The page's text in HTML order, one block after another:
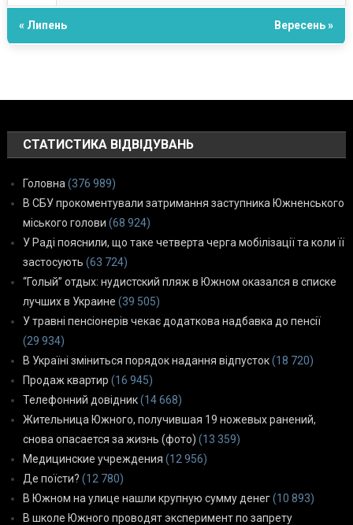
« Липень Вересень »
СТАТИСТИКА ВІДВІДУВАНЬ
Головна (376 989)
В СБУ прокоментували затримання заступника Южненського
міського голови (68 924)
У Раді пояснили, що таке четверта черга мобілізації та коли її
застосують (63 724)
“Голый” отдых: нудистский пляж в Южном оказался в списке
лучших в Украине (39 505)
У травні пенсіонерів чекає додаткова надбавка до пенсії
(29 934)
В Україні зміниться порядок надання відпусток(18 720)
Продаж квартир (16 945)
Телефонний довідник(14 668)
Жительница Южного, получившая 19 ножевых ранений,
снова опасается за жизнь (фото) (13 359)
Медицинские учреждения (12 956)
Де поїсти? (12 780)
В Южном на улице нашли крупную сумму денег(10 893)
В школе Южного проводят эксперимент по запрету